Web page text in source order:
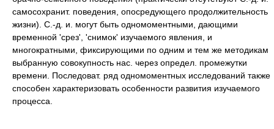
самосохранит. поведения, опосредующего продолжительность
жизни). С.-д. и. могут быть одномоментными, дающими
временной 'срез', 'снимок' изучаемого явления, и
многократными, фиксирующими по одним и тем же методикам
выбранную совокупность нас. через определ. промежутки
времени. Последоват. ряд одномоментных исследований также
способен характеризовать особенности развития изучаемого
процесса.